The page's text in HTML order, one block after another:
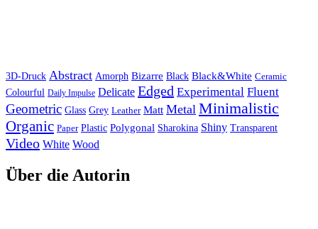
3D-Druck Abstract Amorph Bizarre Black Black&White Ceramic
Colourful Daily Impulse Delicate Edged Experimental Fluent
Geometric Glass Grey Leather Matt Metal Minimalistic
Organic Paper Plastic Polygonal Sharokina Shiny Transparent
Video White Wood
Über die Autorin